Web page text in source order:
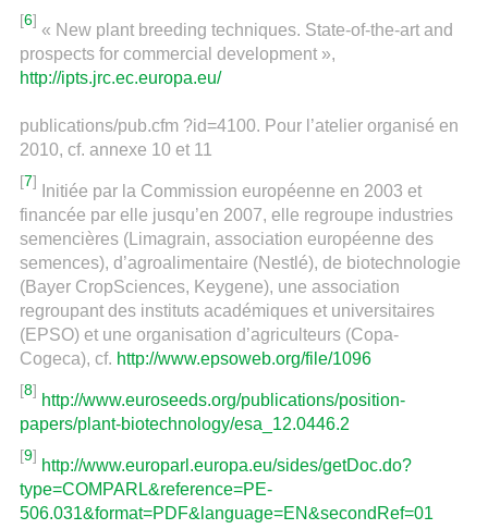
[6]
« New plant breeding techniques. State-of-the-art and
prospects for commercial development »,
http://ipts.jrc.ec.europa.eu/
publications/pub.cfm ?id=4100. Pour l’atelier organisé en
2010, cf. annexe 10 et 11
[7]
Initiée par la Commission européenne en 2003 et
financée par elle jusqu’en 2007, elle regroupe industries
semencières (Limagrain, association européenne des
semences), d’agroalimentaire (Nestlé), de biotechnologie
(Bayer CropSciences, Keygene), une association
regroupant des instituts académiques et universitaires
(EPSO) et une organisation d’agriculteurs (Copa-
Cogeca), cf. http://www.epsoweb.org/file/1096
[8]
http://www.euroseeds.org/publications/position-
papers/plant-biotechnology/esa_12.0446.2
[9]
http://www.europarl.europa.eu/sides/getDoc.do?
type=COMPARL&reference=PE-
506.031&format=PDF&language=EN&secondRef=01